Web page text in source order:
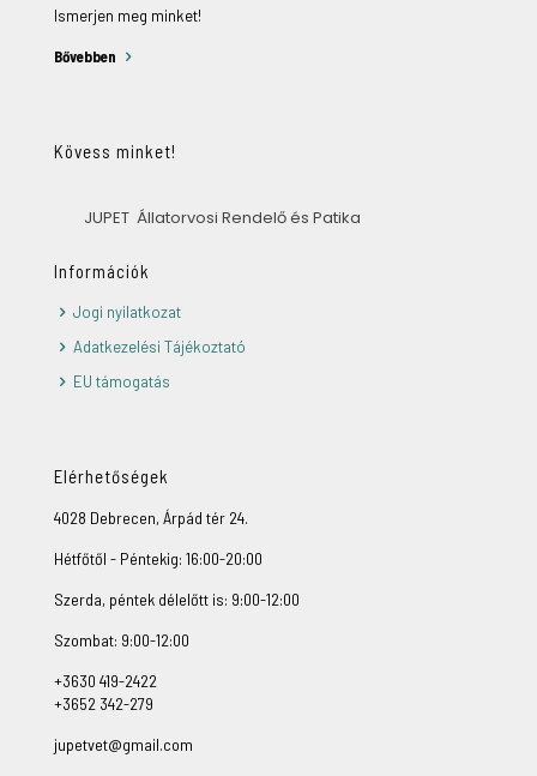
Ismerjen meg minket!
Bővebben
Kövess minket!
JUPET Állatorvosi Rendelő és Patika
Információk
Jogi nyilatkozat
Adatkezelési Tájékoztató
EU támogatás
Elérhetőségek
4028 Debrecen, Árpád tér 24.
Hétfőtől - Péntekig: 16:00-20:00
Szerda, péntek délelőtt is: 9:00-12:00
Szombat: 9:00-12:00
+3630 419-2422
+3652 342-279
jupetvet@gmail.com